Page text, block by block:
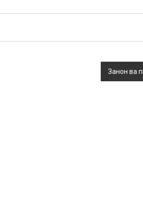
Занон ва